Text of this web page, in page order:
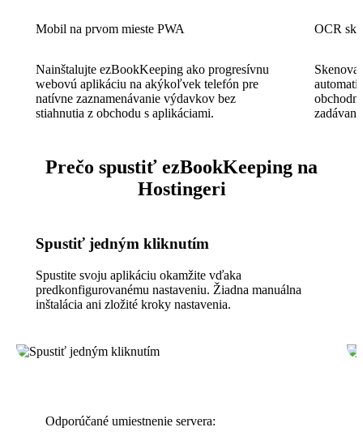
Mobil na prvom mieste PWA
Nainštalujte ezBookKeeping ako progresívnu
webovú aplikáciu na akýkoľvek telefón pre
natívne zaznamenávanie výdavkov bez
stiahnutia z obchodu s aplikáciami.
OCR
Prečo spustiť ezBookKeeping na
Hostingeri
Spustiť jedným kliknutím
Spustite svoju aplikáciu okamžite vďaka
predkonfigurovanému nastaveniu. Žiadna manuálna
inštalácia ani zložité kroky nastavenia.
Odporúčané umiestnenie servera: